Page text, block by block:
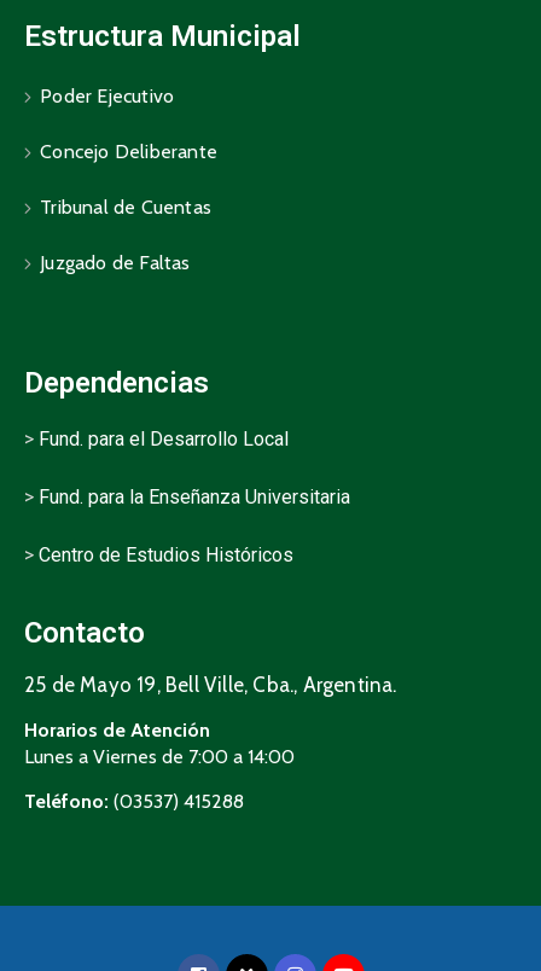
Estructura Municipal
Poder Ejecutivo
Concejo Deliberante
Tribunal de Cuentas
Juzgado de Faltas
Dependencias
> Fund. para el Desarrollo Local
> Fund. para la Enseñanza Universitaria
> Centro de Estudios Históricos
Contacto
25 de Mayo 19, Bell Ville, Cba., Argentina.
Horarios de Atención
Lunes a Viernes de 7:00 a 14:00
Teléfono: (03537) 415288